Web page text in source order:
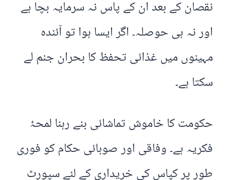
نقصان کے بعد ان کے پاس نہ سرمایہ بچا ہے
اور نہ ہی حوصلہ۔ اگر ایسا ہوا تو آئندہ
مہینوں میں غذائی تحفظ کا بحران جنم لے
سکتا ہے۔
حکومت کا خاموش تماشائی بنے رہنا لمحۂ
فکریہ ہے۔ وفاقی اور صوبائی حکام کو فوری
طور پر کپاس کی خریداری کے لئے سپورٹ